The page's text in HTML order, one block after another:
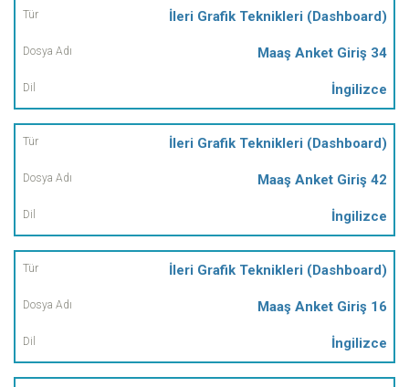
İleri Grafik Teknikleri (Dashboard)
Maaş Anket Giriş 34
İngilizce
İleri Grafik Teknikleri (Dashboard)
Maaş Anket Giriş 42
İngilizce
İleri Grafik Teknikleri (Dashboard)
Maaş Anket Giriş 16
İngilizce